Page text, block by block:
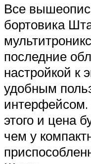
Все
бортовика
последние
настройкой к
удобным
интерфейсом.
этого и цена
чем у